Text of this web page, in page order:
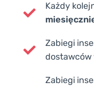
Każdy
Zabiegi
dostawców
Zabiegi